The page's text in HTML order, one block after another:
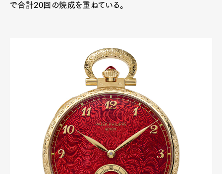
Art&DesignWatchFashion
Gourmet
ProductCultureLifestyle
で合計20回の焼成を重ねている。